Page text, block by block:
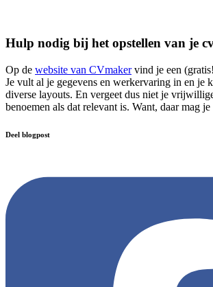
Hulp nodig bij het opstellen van je
Op de website van CVmakervind je een
Je vult al je gegevens en werkervaring in en je
diverse layouts. En vergeet dus niet je
benoemen als dat relevant is. Want, daar mag
Deel blogpost